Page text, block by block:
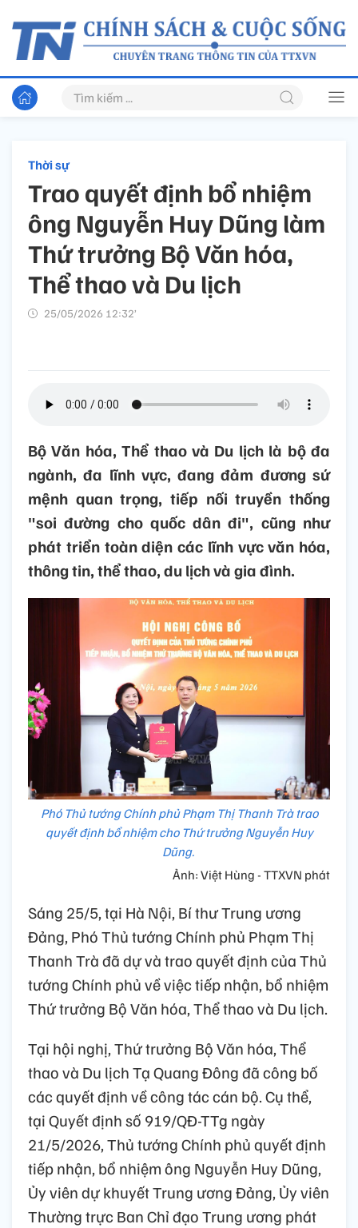
Thời sự
Trao quyết định bổ nhiệm
ông Nguyễn Huy Dũng làm
Thứ trưởng Bộ Văn hóa,
Thể thao và Du lịch
25/05/2026 12:32’
Bộ Văn hóa, Thể thao và Du lịch là bộ đa
ngành, đa lĩnh vực, đang đảm đương sứ
mệnh quan trọng, tiếp nối truyền thống
"soi đường cho quốc dân đi", cũng như
phát triển toàn diện các lĩnh vực văn hóa,
thông tin, thể thao, du lịch và gia đình.
Phó Thủ tướng Chính phủ Phạm Thị Thanh Trà trao
quyết định bổ nhiệm cho Thứ trưởng Nguyễn Huy
Dũng.
Ảnh: Việt Hùng - TTXVN phát
Sáng 25/5, tại Hà Nội, Bí thư Trung ương
Đảng, Phó Thủ tướng Chính phủ Phạm Thị
Thanh Trà đã dự và trao quyết định của Thủ
tướng Chính phủ về việc tiếp nhận, bổ nhiệm
Thứ trưởng Bộ Văn hóa, Thể thao và Du lịch.
Tại hội nghị, Thứ trưởng Bộ Văn hóa, Thể
thao và Du lịch Tạ Quang Đông đã công bố
các quyết định về công tác cán bộ. Cụ thể,
tại Quyết định số 919/QĐ-TTg ngày
21/5/2026, Thủ tướng Chính phủ quyết định
tiếp nhận, bổ nhiệm ông Nguyễn Huy Dũng,
Ủy viên dự khuyết Trung ương Đảng, Ủy viên
Thường trực Ban Chỉ đạo Trung ương phát